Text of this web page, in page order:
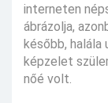
interneten
ábrázolja,
később, halála
képzelet
nőé volt.